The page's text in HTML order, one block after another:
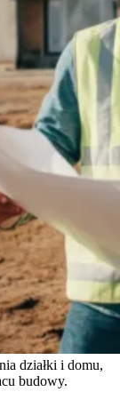
działki i domu,
budowy.